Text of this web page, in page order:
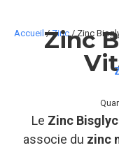
Accueil /Zinc/ Zinc
Zinc
Le Zinc
associe du zinc